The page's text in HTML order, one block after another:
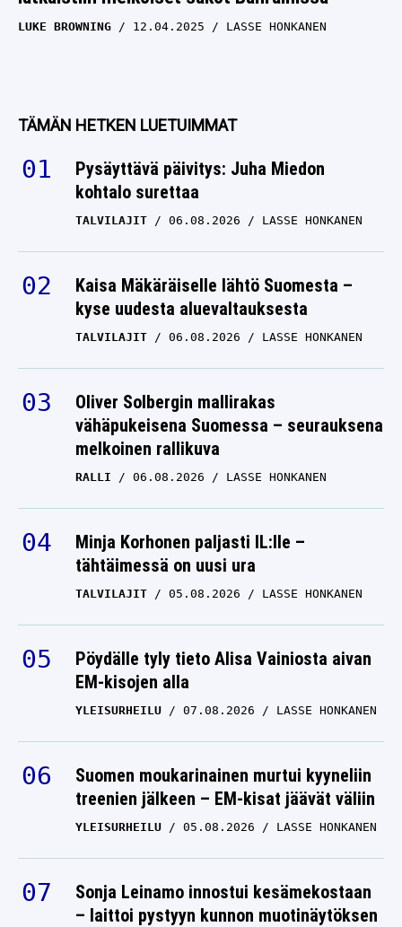
LUKE BROWNING 12.04.2025 LASSE HONKANEN
TÄMÄN HETKEN LUETUIMMAT
Pysäyttävä päivitys: Juha Miedon
kohtalo surettaa
TALVILAJIT 06.08.2026 LASSE HONKANEN
Kaisa Mäkäräiselle lähtö Suomesta –
kyse uudesta aluevaltauksesta
TALVILAJIT 06.08.2026 LASSE HONKANEN
Oliver Solbergin mallirakas
vähäpukeisena Suomessa – seurauksena
melkoinen rallikuva
RALLI 06.08.2026 LASSE HONKANEN
Minja Korhonen paljasti IL:lle –
tähtäimessä on uusi ura
TALVILAJIT 05.08.2026 LASSE HONKANEN
Pöydälle tyly tieto Alisa Vainiosta aivan
EM-kisojen alla
YLEISURHEILU 07.08.2026 LASSE HONKANEN
Suomen moukarinainen murtui kyyneliin
treenien jälkeen – EM-kisat jäävät väliin
YLEISURHEILU 05.08.2026 LASSE HONKANEN
Sonja Leinamo innostui kesämekostaan
– laittoi pystyyn kunnon muotinäytöksen